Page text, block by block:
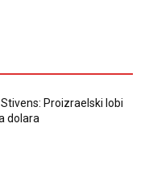
Proizraelski lobi
dolara